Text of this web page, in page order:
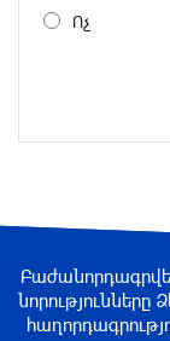
Ոչ